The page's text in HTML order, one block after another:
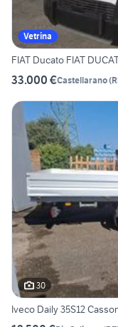
Vetrina
FIAT Ducato FIAT
33.000 €Castellarano(
30
Iveco Daily 35S12